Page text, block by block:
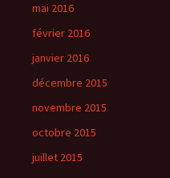
mai 2016
février 2016
janvier 2016
décembre 2015
novembre 2015
octobre 2015
juillet 2015